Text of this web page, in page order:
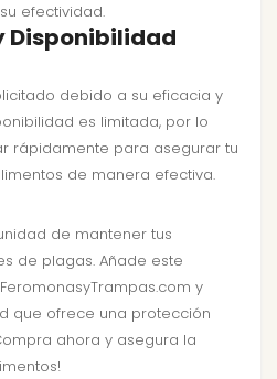
efectividad.
Disponibilidad
debido a su eficacia y
es limitada, por lo
rápidamente para asegurar tu
de manera efectiva.
de mantener tus
de plagas. Añade este
y
que ofrece una protección
ahora y asegura la